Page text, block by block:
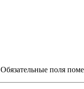
Обязательные поля